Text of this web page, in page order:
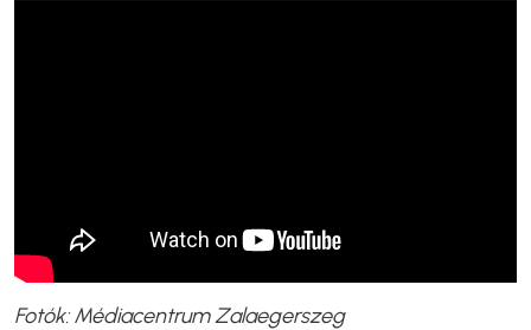
Fotók: Médiacentrum Zalaegerszeg